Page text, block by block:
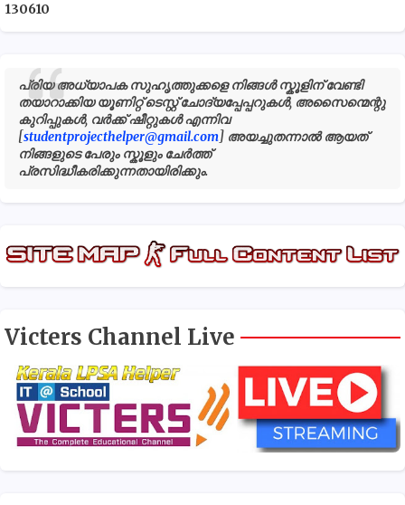
130610
പ്രിയ അധ്യാപക സുഹൃത്തുക്കളെ നിങ്ങൾ സ്കൂളിന് വേണ്ടി
തയാറാക്കിയ യൂണിറ്റ് ടെസ്റ്റ് ചോദ്യപ്പേപ്പറുകൾ, അസൈന്മെന്റു
കുറിപ്പുകൾ, വർക്ക് ഷീറ്റുകൾ എന്നിവ
[studentprojecthelper@gmail.com] അയച്ചുതന്നാൽ ആയത്
നിങ്ങളുടെ പേരും സ്കൂളും ചേർത്ത്
പ്രസിദ്ധീകരിക്കുന്നതായിരിക്കും.
Victers Channel Live